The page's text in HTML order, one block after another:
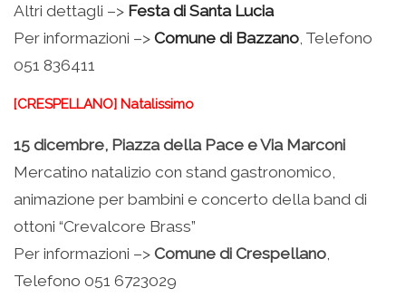
Altri dettagli –> Festa di Santa Lucia
Per informazioni –> Comune di Bazzano , Telefono
051 836411
[CRESPELLANO] Natalissimo
15 dicembre, Piazza della Pace e Via Marconi
Mercatino natalizio con stand gastronomico,
animazione per bambini e concerto della band di
ottoni “Crevalcore Brass”
Per informazioni –> Comune di Crespellano
Telefono 051 6723029